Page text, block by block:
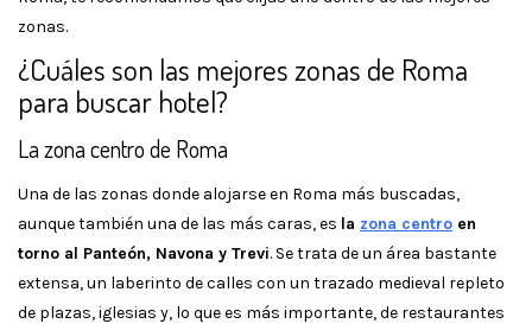
zonas.
¿Cuáles son las mejores zonas de Roma
para buscar hotel?
La zona centro de Roma
Una de las zonas donde alojarse en Roma más buscadas,
aunque también una de las más caras, es la zona centro en
torno al Panteón, Navona y Trevi. Se trata de un área bastante
extensa, un laberinto de calles con un trazado medieval repleto
de plazas, iglesias y, lo que es más importante, de restaurantes